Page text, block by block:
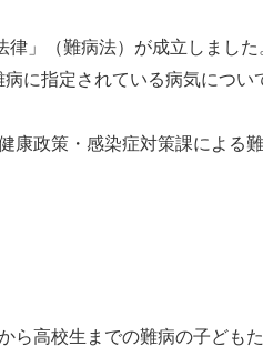
」（難病法）が成立しまし
に指定されている病気につ
康政策・感染症対策課による
ら高校生までの難病の子ども